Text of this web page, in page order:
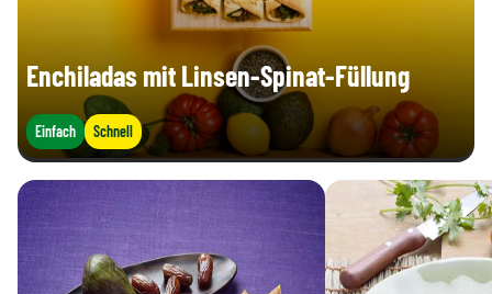
Enchiladas mit Linsen-Spinat-Füllung
Einfach Schnell